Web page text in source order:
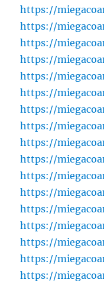
https://
https://
https://
https://
https://
https://
https://
https://
https://
https://
https://
https://
https://
https://
https://
https://
https://